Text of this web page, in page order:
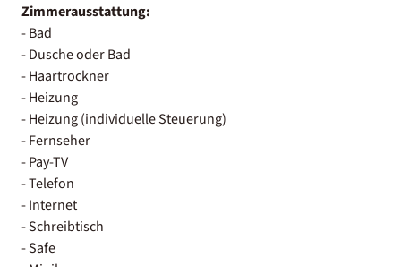
Zimmerausstattung:
- Bad
- Dusche oder Bad
- Haartrockner
- Heizung
- Heizung (individuelle Steuerung)
- Fernseher
- Pay-TV
- Telefon
- Internet
- Schreibtisch
- Safe